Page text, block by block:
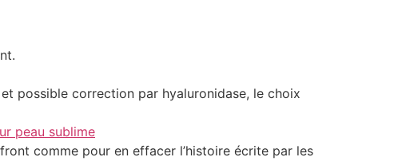
possible correction par hyaluronidase, le choix
peau sublime
comme pour en effacer l’histoire écrite par les